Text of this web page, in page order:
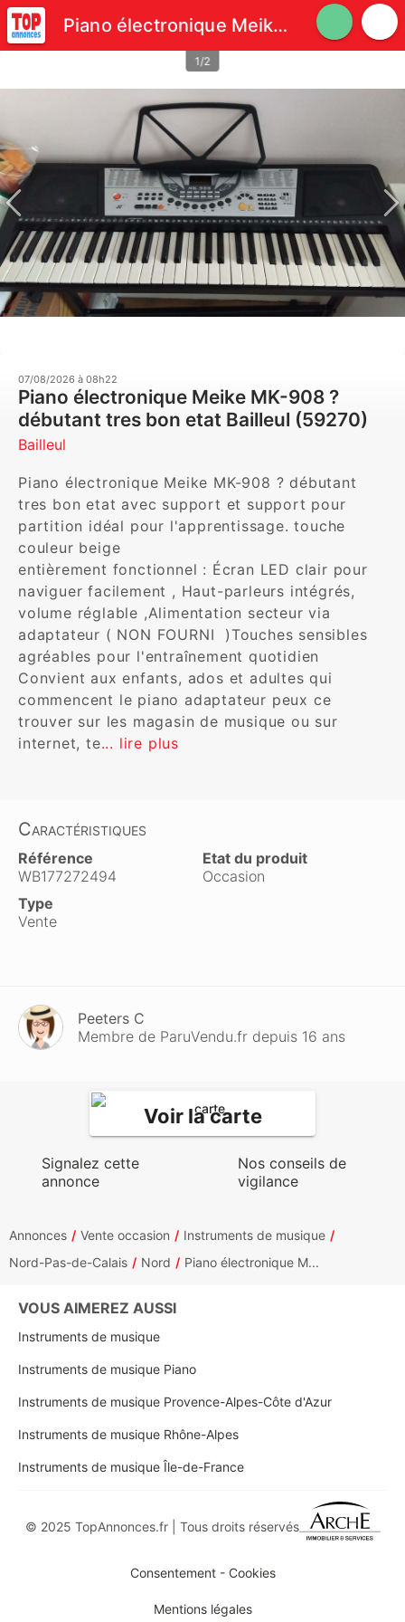
Piano électronique Meike MK-908 ? débutant tres bon etat
1/2
07/08/2026 à 08h22
Piano électronique Meike MK-908 ?
débutant tres bon etat Bailleul (59270)
Bailleul
Piano électronique Meike MK-908 ? débutant
tres bon etat avec support et support pour
partition idéal pour l'apprentissage. touche
couleur beige
entièrement fonctionnel : Écran LED clair pour
naviguer facilement , Haut-parleurs intégrés,
volume réglable ,Alimentation secteur via
adaptateur ( NON FOURNI  )Touches sensibles
agréables pour l'entraînement quotidien
Convient aux enfants, ados et adultes qui
commencent le piano adaptateur peux ce
trouver sur les magasin de musique ou sur
internet, te... lire plus
Caractéristiques
Référence
WB177272494
Etat du produit
Occasion
Type
Vente
Peeters C
Membre de ParuVendu.fr depuis 16 ans
Voir la carte
Signalez cette
annonce
Nos conseils de
vigilance
Annonces Vente occasion
Instruments de musique
Nord-Pas-de-Calais
Nord Piano électronique M...
VOUS AIMEREZ AUSSI
Instruments de musique
Instruments de musique Piano
Instruments de musique Provence-Alpes-Côte d'Azur
Instruments de musique Rhône-Alpes
Instruments de musique Île-de-France
© 2025 TopAnnonces.fr | Tous droits réservés
Consentement - Cookies
Mentions légales